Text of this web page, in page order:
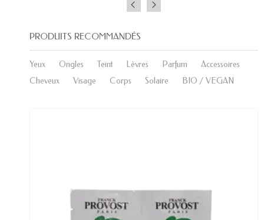
PRODUITS RECOMMANDÉS
Yeux Ongles Teint Lèvres Parfum
Accessoires
Cheveux
Visage Corps Solaire BIO / VEGAN